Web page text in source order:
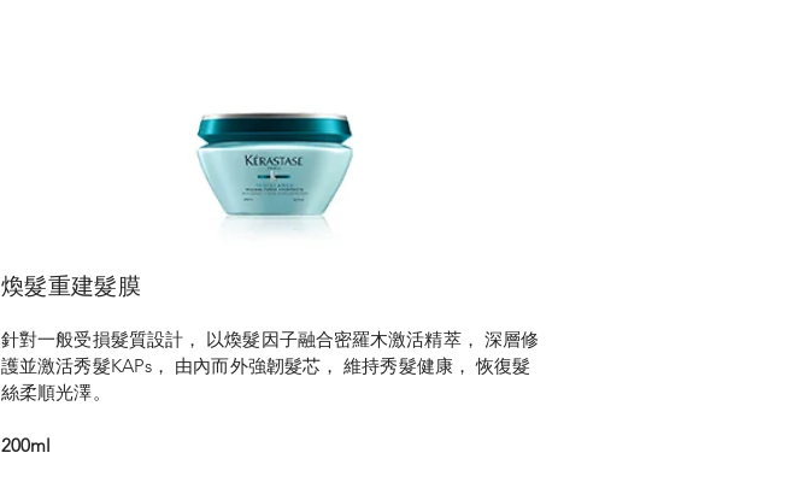
煥髮重建髮膜
針對一般受損髮質設計， 以煥髮因子融合密羅木激活精萃， 深層修
護並激活秀髮KAPs， 由內而外強韌髮芯， 維持秀髮健康， 恢復髮
絲柔順光澤。
200ml